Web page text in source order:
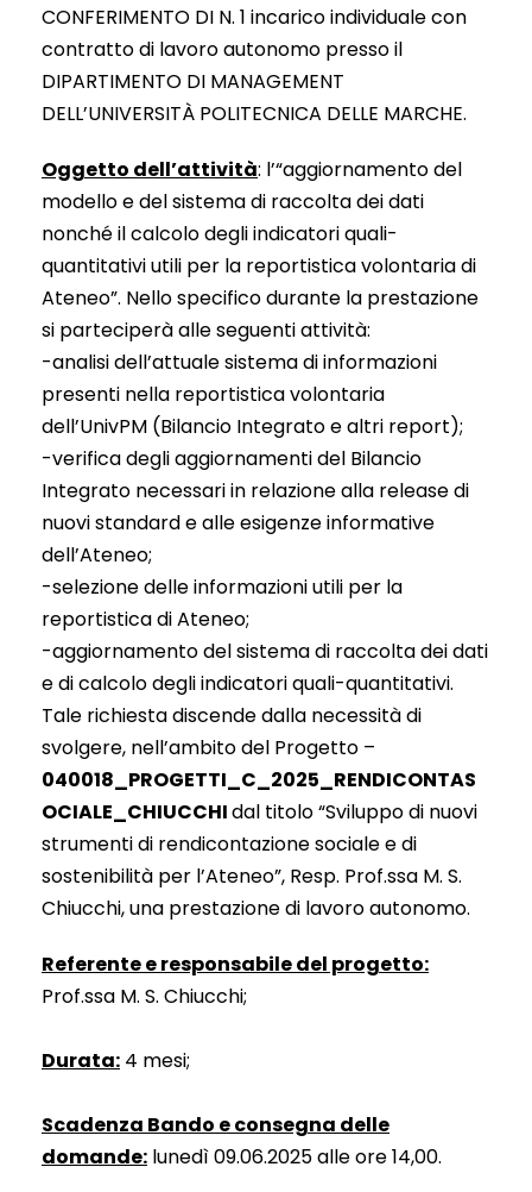
CONFERIMENTO DI N. 1 incarico individuale con
contratto di lavoro autonomo presso il
DIPARTIMENTO DI MANAGEMENT
DELL’UNIVERSITÀ POLITECNICA DELLE MARCHE.
Oggetto dell’attività: l’“aggiornamento del
modello e del sistema di raccolta dei dati
nonché il calcolo degli indicatori quali-
quantitativi utili per la reportistica volontaria di
Ateneo”. Nello specifico durante la prestazione
si parteciperà alle seguenti attività:
-analisi dell’attuale sistema di informazioni
presenti nella reportistica volontaria
dell’UnivPM (Bilancio Integrato e altri report);
-verifica degli aggiornamenti del Bilancio
Integrato necessari in relazione alla release di
nuovi standard e alle esigenze informative
dell’Ateneo;
-selezione delle informazioni utili per la
reportistica di Ateneo;
-aggiornamento del sistema di raccolta dei dati
e di calcolo degli indicatori quali-quantitativi.
Tale richiesta discende dalla necessità di
svolgere, nell’ambito del Progetto –
040018_PROGETTI_C_2025_RENDICONTAS
OCIALE_CHIUCCHIdal titolo “Sviluppo di nuovi
strumenti di rendicontazione sociale e di
sostenibilità per l’Ateneo”, Resp. Prof.ssa M. S.
Chiucchi, una prestazione di lavoro autonomo.
Referente e responsabile del progetto:
Prof.ssa M. S. Chiucchi;
Durata: 4 mesi;
Scadenza Bando e consegna delle
domande: lunedì 09.06.2025 alle ore 14,00.